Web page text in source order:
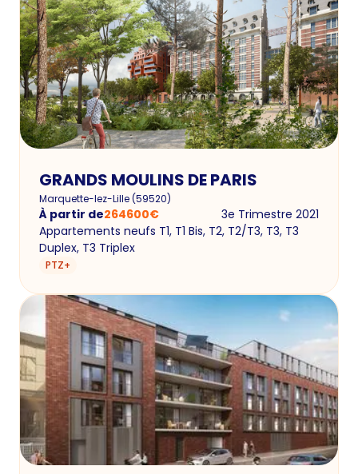
GRANDS MOULINS DE PARIS
Marquette-lez-Lille(59520)
À partir de264600€
3e Trimestre 2021
Appartements neufs T1, T1 Bis, T2, T2/T3, T3, T3
Duplex, T3 Triplex
PTZ+